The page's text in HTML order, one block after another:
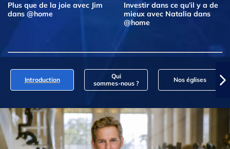
Plus que de la joie avec Jim
dans @home
Investir dans ce qu’il y a de
mieux avec Natalia dans
@home
Introduction
Qui
sommes‑nous ?
Nos églises